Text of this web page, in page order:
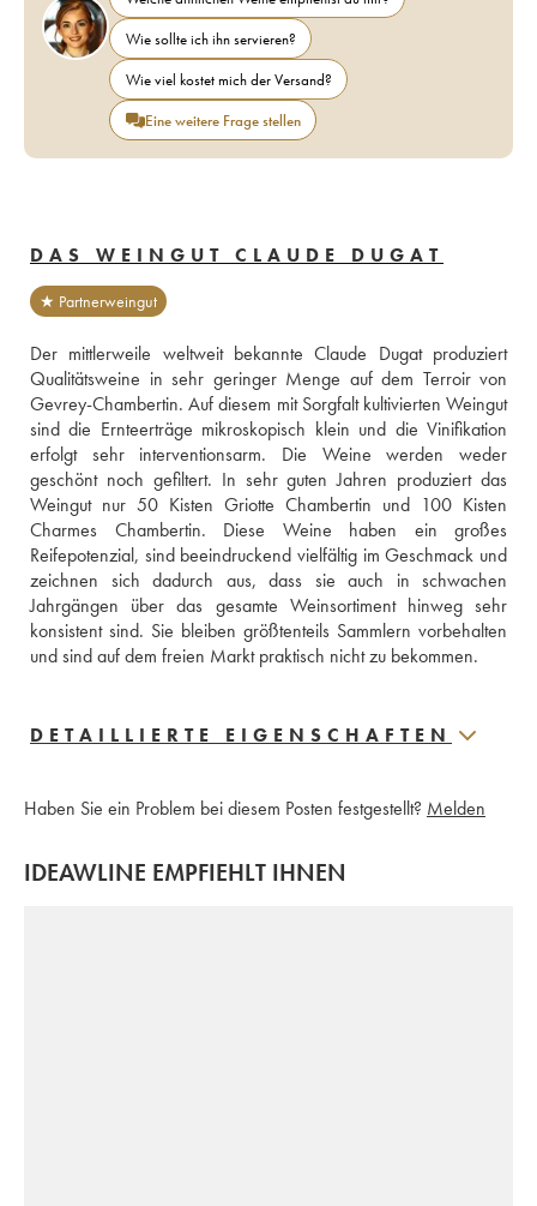
Wie sollte ich ihn servieren?
Wie viel kostet mich der Versand?
Eine weitere Frage stellen
DAS WEINGUT CLAUDE DUGAT
★ Partnerweingut
Der mittlerweile weltweit bekannte Claude Dugat produziert
Qualitätsweine in sehr geringer Menge auf dem Terroir von
Gevrey-Chambertin. Auf diesem mit Sorgfalt kultivierten Weingut
sind die Ernteerträge mikroskopisch klein und die Vinifikation
erfolgt sehr interventionsarm. Die Weine werden weder
geschönt noch gefiltert. In sehr guten Jahren produziert das
Weingut nur 50 Kisten Griotte Chambertin und 100 Kisten
Charmes Chambertin. Diese Weine haben ein großes
Reifepotenzial, sind beeindruckend vielfältig im Geschmack und
zeichnen sich dadurch aus, dass sie auch in schwachen
Jahrgängen über das gesamte Weinsortiment hinweg sehr
konsistent sind. Sie bleiben größtenteils Sammlern vorbehalten
und sind auf dem freien Markt praktisch nicht zu bekommen.
DETAILLIERTE EIGENSCHAFTEN
Haben Sie ein Problem bei diesem Posten festgestellt? Melden
IDEAWLINE EMPFIEHLT IHNEN